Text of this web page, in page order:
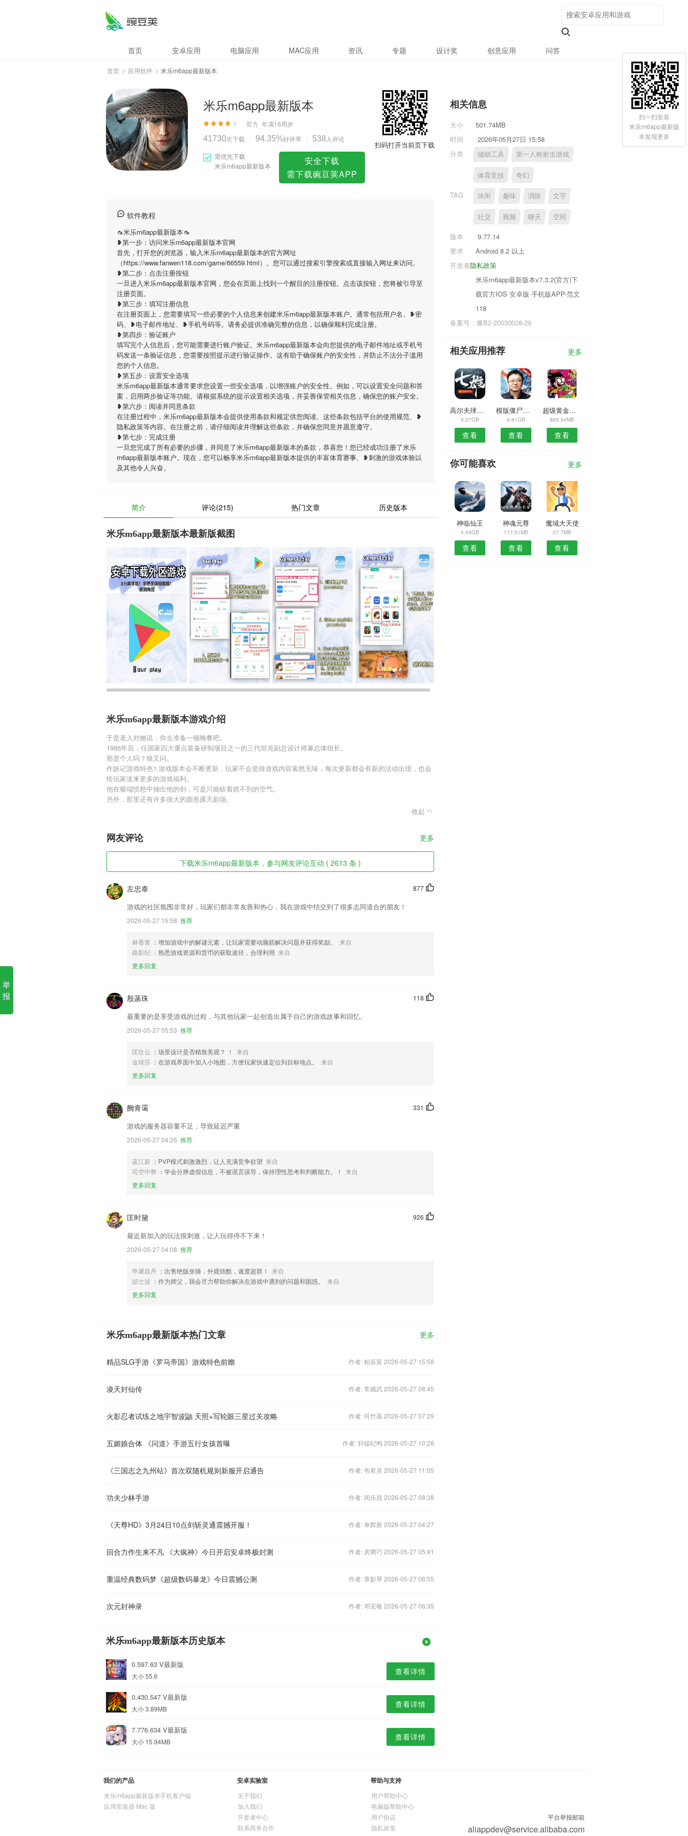
首页 安卓应用 电脑应用 MAC应用 资讯 专题 设计奖 创意应用 问答
首页 > 应用软件 > 米乐m6app最新版本
米乐m6app最新版本
官方 年满16周岁
41730次下载 94.35%好评率 538 人评论
需优先下载
米乐m6app最新版本
安全下载
需下载豌豆荚APP
扫码打开当前页下载
软件教程
🦟米乐m6app最新版本🦟
❥第一步：访问米乐m6app最新版本官网
首先，打开您的浏览器，输入米乐m6app最新版本的官方网址
（https://www.fanwen118.com/game/66559.html）。您可以通过搜索引擎搜索或直接输入网址来访问。
❥第二步：点击注册按钮
一旦进入米乐m6app最新版本官网，您会在页面上找到一个醒目的注册按钮。点击该按钮，您将被引导至
注册页面。
❥第三步：填写注册信息
在注册页面上，您需要填写一些必要的个人信息来创建米乐m6app最新版本账户。通常包括用户名、❥密
码、❥电子邮件地址、❥手机号码等。请务必提供准确完整的信息，以确保顺利完成注册。
❥第四步：验证账户
填写完个人信息后，您可能需要进行账户验证。米乐m6app最新版本会向您提供的电子邮件地址或手机号
码发送一条验证信息，您需要按照提示进行验证操作。这有助于确保账户的安全性，并防止不法分子滥用
您的个人信息。
❥第五步：设置安全选项
米乐m6app最新版本通常要求您设置一些安全选项，以增强账户的安全性。例如，可以设置安全问题和答
案，启用两步验证等功能。请根据系统的提示设置相关选项，并妥善保管相关信息，确保您的账户安全。
❥第六步：阅读并同意条款
在注册过程中，米乐m6app最新版本会提供使用条款和规定供您阅读。这些条款包括平台的使用规范、❥
隐私政策等内容。在注册之前，请仔细阅读并理解这些条款，并确保您同意并愿意遵守。
❥第七步：完成注册
一旦您完成了所有必要的步骤，并同意了米乐m6app最新版本的条款，恭喜您！您已经成功注册了米乐
m6app最新版本账户。现在，您可以畅享米乐m6app最新版本提供的丰富体育赛事、❥刺激的游戏体验以
及其他令人兴奋。
简介 评论(215) 热门文章 历史版本
米乐m6app最新版本最新版截图
米乐m6app最新版本游戏介绍
于是老人对她说：你去准备一顿晚餐吧。
1986年后，任国家四大重点装备研制项目之一的三代坦克副总设计师兼总体组长。
那是个人吗？狼又问。
作妖记游戏特色1.游戏版本会不断更新，玩家不会觉得游戏内容索然无味，每次更新都会有新的活动出现，也会
给玩家送来更多的游戏福利。
他在极端愤怒中抽出他的剑，可是只能砍着抓不到的空气。
另外，那里还有许多很大的圆形露天剧场。
收起
网友评论 更多
下载米乐m6app最新版本，参与网友评论互动 ( 2613 条 )
877
左忠泰
游戏的社区氛围非常好，玩家们都非常友善和热心，我在游戏中结交到了很多志同道合的朋友！
2026-05-27 15:58 推荐
林香青 ：增加游戏中的解谜元素，让玩家需要动脑筋解决问题并获得奖励。
来自
路影纪 ：熟悉游戏资源和货币的获取途径，合理利用 来自
更多回复
118
殷菡珠
最重要的是享受游戏的过程，与其他玩家一起创造出属于自己的游戏故事和回忆。
2026-05-27 05:53 推荐
匡壮云 ：场景设计是否精致美观？ ！
来自
金琰莎 ：在游戏界面中加入小地图，方便玩家快速定位到目标地点。
来自
更多回复
331
阙青霭
游戏的服务器容量不足，导致延迟严重
2026-05-27 04:26 推荐
蓝江新 ：PVP模式刺激激烈，让人充满竞争欲望 来自
司空中骅 ：学会分辨虚假信息，不被谣言误导，保持理性思考和判断能力。！
来自
更多回复
926
匡时黛
最近新加入的玩法很刺激，让人玩得停不下来！
2026-05-27 04:08 推荐
申屠昌丹 ：出售绝版坐骑，外观炫酷，速度超群！
来自
邰士波 ：作为师父，我会尽力帮助你解决在游戏中遇到的问题和困惑。
来自
更多回复
米乐m6app最新版本热门文章 更多
精品SLG手游《罗马帝国》游戏特色前瞻 作者: 柏辰富 2026-05-27 15:58
凌天封仙传 作者: 常娥武 2026-05-27 08:45
火影忍者试练之地宇智波鼬 天照+写轮眼三星过关攻略 作者: 司竹菡 2026-05-27 07:29
五媚娘合体 《问道》手游五行女孩首曝 作者: 轩辕纪鸣 2026-05-27 10:28
《三国志之九州站》首次双随机规则新服开启通告 作者: 韦君灵 2026-05-27 11:05
功夫少林手游 作者: 闵乐昌 2026-05-27 08:38
《天尊HD》3月24日10点剑斩灵通震撼开服！ 作者: 单辉新 2026-05-27 04:27
回合力作生来不凡 《大疯神》今日开启安卓终极封测 作者: 房腾巧 2026-05-27 05:41
重温经典数码梦《超级数码暴龙》今日震撼公测 作者: 章影琴 2026-05-27 08:55
次元封神录 作者: 邓安敬 2026-05-27 06:35
米乐m6app最新版本历史版本
0.597.63 V最新版
大小 55.6 查看详情
0.430.547 V最新版
大小 3.89MB 查看详情
7.776.634 V最新版
大小 15.94MB 查看详情
相关信息
大小
501.74MB
时间
2026年05月27日 15:58
分类
辅助工具 第一人称射击游戏
体育竞技 奇幻
TAG 休闲 趣味 消除 文字
社交 视频 聊天 空间
版本
9.77.14
要求
Android 8.2 以上
隐私政策
开发者
米乐m6app最新版本v7.3.2(官方)下
载官方IOS 安卓版 手机版APP-范文
118
备案号：豫B2-20030028-29
相关应用推荐 更多
高尔夫球射击
9.27GB
查看
模版僵尸入侵
9.81GB
查看
超级黄金机器人
865.94MB
查看
你可能喜欢 更多
神临仙王
4.49GB
查看
神魂元尊
177.51MB
查看
魔域大天使
37.7MB
查看
我们的产品
米乐m6app最新版本手机客户端
应用安装器 Mac 版
安卓实验室
关于我们
加入我们
开发者中心
联系商务合作
帮助与支持
用户帮助中心
电脑版帮助中心
用户协议
隐私政策
平台举报邮箱
aliappdev@service.alibaba.com
扫一扫安装
米乐m6app最新版
本发现更多
举
报